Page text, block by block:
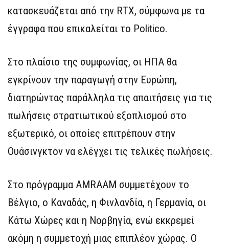
κατασκευάζεται από την RTX, σύμφωνα με τα
έγγραφα που επικαλείται το Politico.
Στο πλαίσιο της συμφωνίας, οι ΗΠΑ θα
εγκρίνουν την παραγωγή στην Ευρώπη,
διατηρώντας παράλληλα τις απαιτήσεις για τις
πωλήσεις στρατιωτικού εξοπλισμού στο
εξωτερικό, οι οποίες επιτρέπουν στην
Ουάσινγκτον να ελέγχει τις τελικές πωλήσεις.
Στο πρόγραμμα AMRAAM συμμετέχουν το
Βέλγιο, ο Καναδάς, η Φινλανδία, η Γερμανία, οι
Κάτω Χώρες και η Νορβηγία, ενώ εκκρεμεί
ακόμη η συμμετοχή μιας επιπλέον χώρας. Ο